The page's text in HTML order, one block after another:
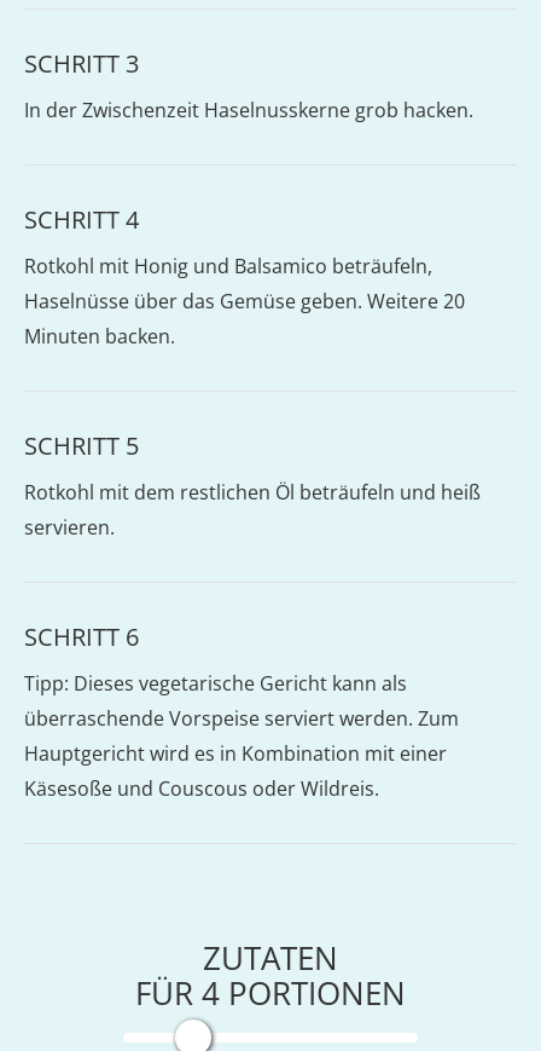
SCHRITT 3
In der Zwischenzeit Haselnusskerne grob hacken.
SCHRITT 4
Rotkohl mit Honig und Balsamico beträufeln,
Haselnüsse über das Gemüse geben. Weitere 20
Minuten backen.
SCHRITT 5
Rotkohl mit dem restlichen Öl beträufeln und heiß
servieren.
SCHRITT 6
Tipp: Dieses vegetarische Gericht kann als
überraschende Vorspeise serviert werden. Zum
Hauptgericht wird es in Kombination mit einer
Käsesoße und Couscous oder Wildreis.
ZUTATEN
FÜR4 PORTIONEN